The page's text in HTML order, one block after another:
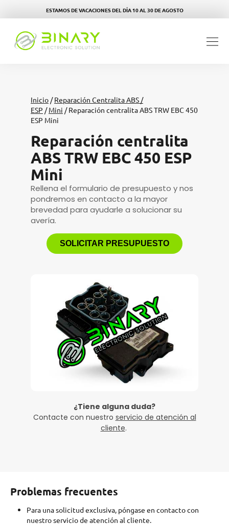
ESTAMOS DE VACACIONES DEL DÍA 10 AL 30 DE AGOSTO
Inicio /Reparación Centralita ABS /
ESP /Mini / Reparación centralita ABS TRW EBC 450
ESP Mini
Reparación centralita
ABS TRW EBC 450 ESP
Mini
Rellena el formulario de presupuesto y nos
pondremos en contacto a la mayor
brevedad para ayudarle a solucionar su
avería.
SOLICITAR PRESUPUESTO
¿Tiene alguna duda?
Contacte con nuestro servicio de atención al
cliente.
Problemas frecuentes
Para una solicitud exclusiva, póngase en contacto con
nuestro servicio de atención al cliente.